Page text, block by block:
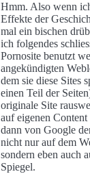
Hmm. Also wenn
Effekte der
mal ein bischen
ich folgendes
Pornosite benutzt
angekündigten
dem sie diese Sites
einen Teil der
originale Site
auf eigenen
dann von Google
nicht nur auf dem
sondern eben auch
Spiegel.